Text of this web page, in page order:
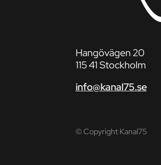
Hangövägen 20
115 41 Stockholm
info@kanal75.se
© Copyright Kanal75